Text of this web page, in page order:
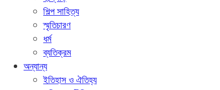
শিল্প সাহিত্য
স্মৃতিচারণ
ধর্ম
ব্যতিক্রম
অন্যান্য
ইতিহাস ও ঐতিহ্য